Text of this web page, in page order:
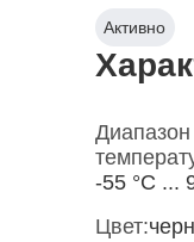
Активно
-55 °С ...
Цвет: